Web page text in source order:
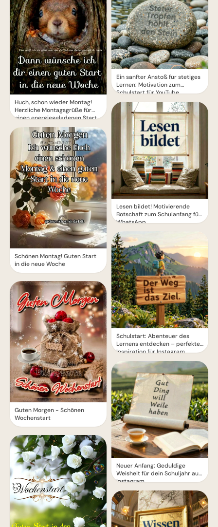
Huch, schon wieder Montag!
Herzliche Montagsgrüße für
einen energiegeladenen Start
Schönen Montag! Guten Start
in die neue Woche
Guten Morgen - Schönen
Wochenstart
Ein sanfter Anstoß für stetiges
Lernen: Motivation zum
Schulstart für YouTube.
Lesen bildet! Motivierende
Botschaft zum Schulanfang für
WhatsApp
Schulstart: Abenteuer des
Lernens entdecken – perfekte
Inspiration für Instagram
Neuer Anfang: Geduldige
Weisheit für dein Schuljahr auf
Instagram.